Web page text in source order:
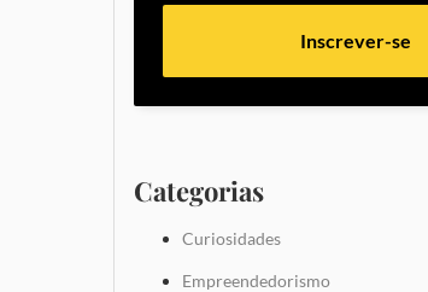
Inscrever-se
Categorias
Curiosidades
Empreendedorismo